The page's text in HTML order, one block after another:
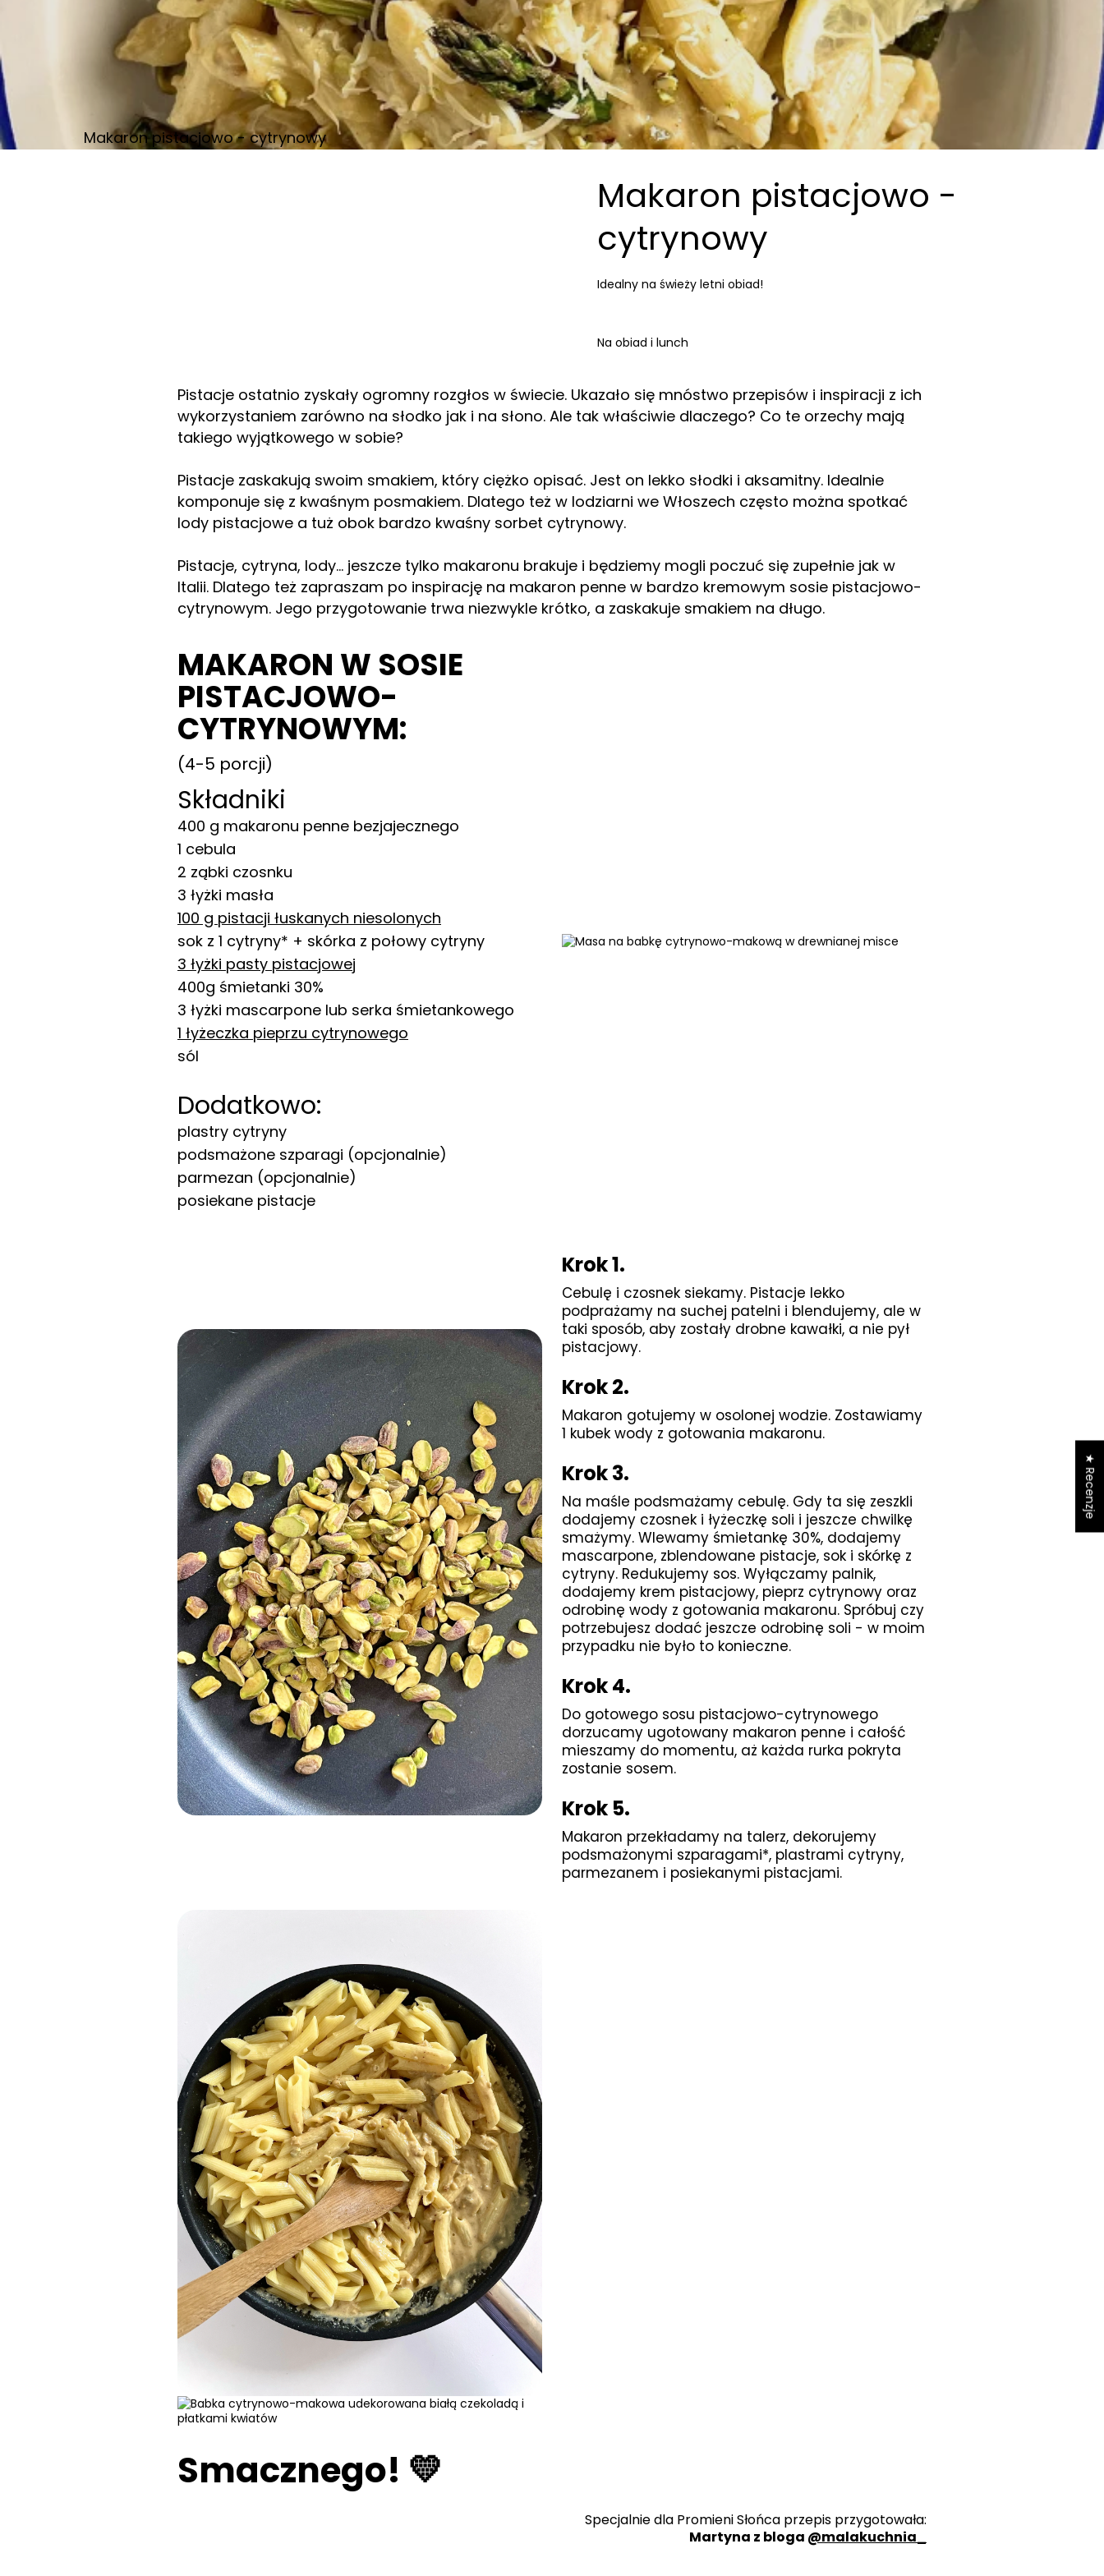
Makaron pistacjowo - cytrynowy
Makaron pistacjowo -
cytrynowy
Idealny na świeży letni obiad!
Na obiad i lunch
Pistacje ostatnio zyskały ogromny rozgłos w świecie. Ukazało się mnóstwo przepisów i inspiracji z ich
wykorzystaniem zarówno na słodko jak i na słono. Ale tak właściwie dlaczego? Co te orzechy mają
takiego wyjątkowego w sobie?
Pistacje zaskakują swoim smakiem, który ciężko opisać. Jest on lekko słodki i aksamitny. Idealnie
komponuje się z kwaśnym posmakiem. Dlatego też w lodziarni we Włoszech często można spotkać
lody pistacjowe a tuż obok bardzo kwaśny sorbet cytrynowy.
Pistacje, cytryna, lody… jeszcze tylko makaronu brakuje i będziemy mogli poczuć się zupełnie jak w
Italii. Dlatego też zapraszam po inspirację na makaron penne w bardzo kremowym sosie pistacjowo-
cytrynowym. Jego przygotowanie trwa niezwykle krótko, a zaskakuje smakiem na długo.
MAKARON W SOSIE
PISTACJOWO-
CYTRYNOWYM:
(4-5 porcji)
Składniki
400 g makaronu penne bezjajecznego
1 cebula
2 ząbki czosnku
3 łyżki masła
100 g pistacji łuskanych niesolonych
sok z 1 cytryny* + skórka z połowy cytryny
3 łyżki pasty pistacjowej
400g śmietanki 30%
3 łyżki mascarpone lub serka śmietankowego
1 łyżeczka pieprzu cytrynowego
sól
Dodatkowo:
plastry cytryny
podsmażone szparagi (opcjonalnie)
parmezan (opcjonalnie)
posiekane pistacje
Krok 1.
Cebulę i czosnek siekamy. Pistacje lekko
podprażamy na suchej patelni i blendujemy, ale w
taki sposób, aby zostały drobne kawałki, a nie pył
pistacjowy.
Krok 2.
Makaron gotujemy w osolonej wodzie. Zostawiamy
1 kubek wody z gotowania makaronu.
Krok 3.
Na maśle podsmażamy cebulę. Gdy ta się zeszkli
dodajemy czosnek i łyżeczkę soli i jeszcze chwilkę
smażymy. Wlewamy śmietankę 30%, dodajemy
mascarpone, zblendowane pistacje, sok i skórkę z
cytryny. Redukujemy sos. Wyłączamy palnik,
dodajemy krem pistacjowy, pieprz cytrynowy oraz
odrobinę wody z gotowania makaronu. Spróbuj czy
potrzebujesz dodać jeszcze odrobinę soli - w moim
przypadku nie było to konieczne.
Krok 4.
Do gotowego sosu pistacjowo-cytrynowego
dorzucamy ugotowany makaron penne i całość
mieszamy do momentu, aż każda rurka pokryta
zostanie sosem.
Krok 5.
Makaron przekładamy na talerz, dekorujemy
podsmażonymi szparagami*, plastrami cytryny,
parmezanem i posiekanymi pistacjami.
Smacznego! 💛
Specjalnie dla Promieni Słońca przepis przygotowała:
Martyna z bloga @malakuchnia_
★ Recenzje